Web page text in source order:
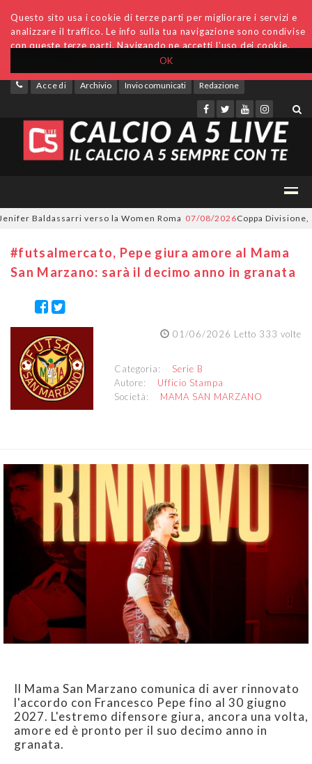
OK
Questo sito usa i cookie di terze parti per migliorare i servizi e
analizzare il traffico. Le info sulla tua navigazione sono condivise
con queste terze parti. Navigando ne accetti l'uso dei cookie.
Accedi Archivio Invio comunicati Redazione
Baldassarri verso la Women Roma 07/08/2026Coppa Divisione, si
#futsalmercato, Pepe giura amore al Mama
San Marzano: sarà il decimo anno in granata
01/06/2026 Letto 333 volte
Categoria: Serie B
Autore: Ufficio Stampa
Società: MAMA SAN MARZANO
Il Mama San Marzano comunica di aver rinnovato
l'accordo con Francesco Pepe fino al 30 giugno
2027. L'estremo difensore giura, ancora una volta,
amore ed è pronto per il suo decimo anno in
granata.